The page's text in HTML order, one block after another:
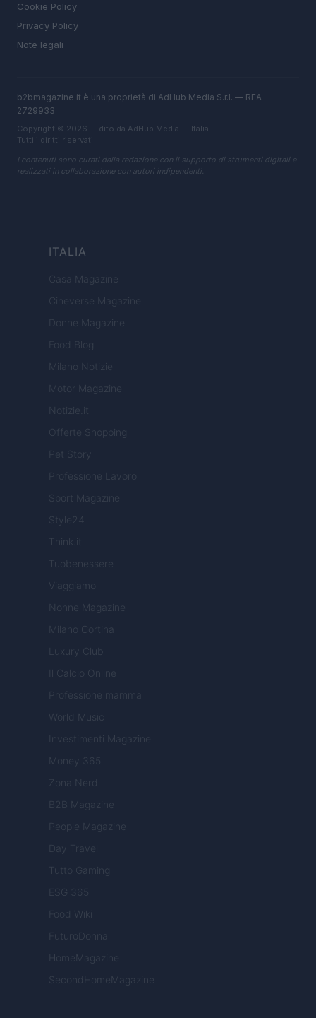
Cookie Policy
Privacy Policy
Note legali
b2bmagazine.it è una proprietà di AdHub Media S.r.l. — REA
2729933
Copyright © 2026 · Edito da AdHub Media — Italia
Tutti i diritti riservati
I contenuti sono curati dalla redazione con il supporto di strumenti digitali e
realizzati in collaborazione con autori indipendenti.
ITALIA
Casa Magazine
Cineverse Magazine
Donne Magazine
Food Blog
Milano Notizie
Motor Magazine
Notizie.it
Offerte Shopping
Pet Story
Professione Lavoro
Sport Magazine
Style24
Think.it
Tuobenessere
Viaggiamo
Nonne Magazine
Milano Cortina
Luxury Club
Il Calcio Online
Professione mamma
World Music
Investimenti Magazine
Money 365
Zona Nerd
B2B Magazine
People Magazine
Day Travel
Tutto Gaming
ESG 365
Food Wiki
FuturoDonna
HomeMagazine
SecondHomeMagazine